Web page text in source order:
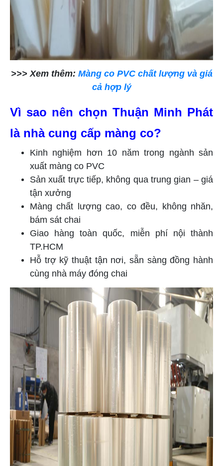
>>> Xem thêm: Màng co PVC chất lượng và giá
cả hợp lý
Vì sao nên chọn Thuận Minh Phát
là nhà cung cấp màng co?
Kinh nghiệm hơn 10 năm trong ngành sản
xuất màng co PVC
Sản xuất trực tiếp, không qua trung gian – giá
tận xưởng
Màng chất lượng cao, co đều, không nhăn,
bám sát chai
Giao hàng toàn quốc, miễn phí nội thành
TP.HCM
Hỗ trợ kỹ thuật tận nơi, sẵn sàng đồng hành
cùng nhà máy đóng chai